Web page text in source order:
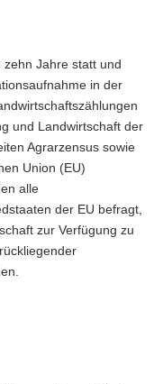
Jahre statt und
in der
und Landwirtschaft der
Agrarzensus sowie
Union (EU)
alle
der EU befragt,
zur Verfügung zu